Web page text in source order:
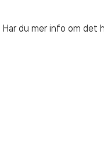
du mer info om